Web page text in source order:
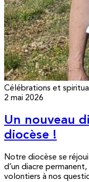
Célébrations et
2 mai 2026
Un nouveau
diocèse !
Notre diocèse se
d’un diacre
volontiers à nos